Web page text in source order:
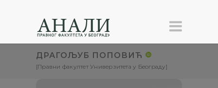
ДРАГОЉУБ ПОПОВИЋ
[Правни факултет Универзитета у Београду]